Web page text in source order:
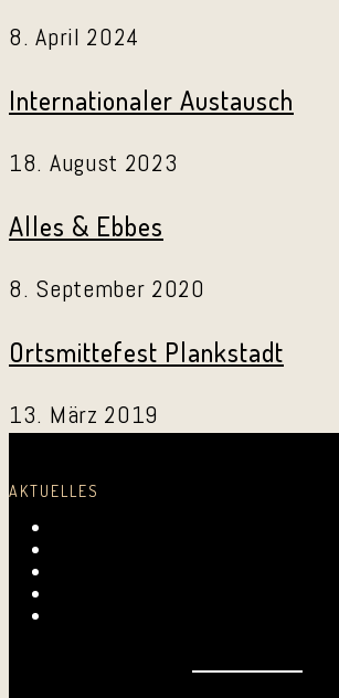
8. April 2024
Internationaler Austausch
18. August 2023
Alles & Ebbes
8. September 2020
Ortsmittefest Plankstadt
13. März 2019
AKTUELLES